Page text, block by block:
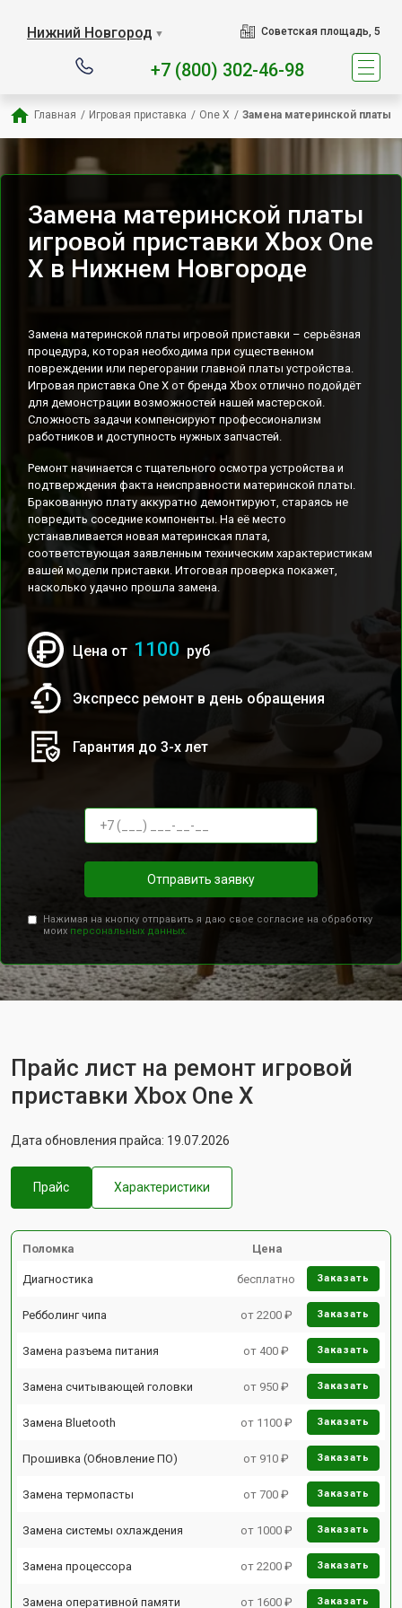
Нижний Новгород ▼ Советская площадь, 5
+7 (800) 302-46-98
Главная / Игровая приставка / One X / Замена материнской платы
Замена материнской платы
игровой приставки Xbox One
X в Нижнем Новгороде
Замена материнской платы игровой приставки – серьёзная
процедура, которая необходима при существенном
повреждении или перегорании главной платы устройства.
Игровая приставка One X от бренда Xbox отлично подойдёт
для демонстрации возможностей нашей мастерской.
Сложность задачи компенсируют профессионализм
работников и доступность нужных запчастей.
Ремонт начинается с тщательного осмотра устройства и
подтверждения факта неисправности материнской платы.
Бракованную плату аккуратно демонтируют, стараясь не
повредить соседние компоненты. На её место
устанавливается новая материнская плата,
соответствующая заявленным техническим характеристикам
вашей модели приставки. Итоговая проверка покажет,
насколько удачно прошла замена.
Цена от 1100 руб
Экспресс ремонт в день обращения
Гарантия до 3-х лет
Отправить заявку
Нажимая на кнопку отправить я даю свое согласие на обработку
моих персональных данных.
Прайс лист на ремонт игровой
приставки Xbox One X
Дата обновления прайса: 19.07.2026
Прайс Характеристики
Поломка Цена
Диагностика бесплатно Заказать
Ребболинг чипа от 2200 ₽ Заказать
Замена разъема питания от 400 ₽ Заказать
Замена считывающей головки от 950 ₽ Заказать
Замена Bluetooth от 1100 ₽ Заказать
Прошивка (Обновление ПО) от 910 ₽ Заказать
Замена термопасты от 700 ₽ Заказать
Замена системы охлаждения от 1000 ₽ Заказать
Замена процессора от 2200 ₽ Заказать
Замена оперативной памяти от 1600 ₽ Заказать